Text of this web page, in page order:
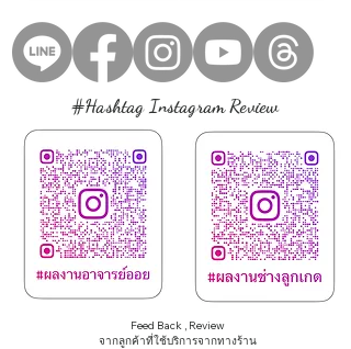
#Hashtag Instagram Review
Feed Back , Review
จากลูกค้าที่ใช้บริการจากทางร้าน